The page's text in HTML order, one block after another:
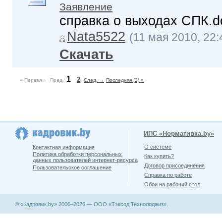
Заявление
справка о выходах
Nata5522 (11 мая 2010,
Скачать
« Первая ← Пред. 1 2 След. → Последняя (2) »
Контактная информация
Политика обработки персональных
данных пользователей интернет-ресурса
Пользовательское соглашение
ИПС «Нормативка.by»
О системе
Как купить?
Договор присоединения
Справка по работе
Обои на рабочий стол
© «Кадровик.by» 2006–2026 — ООО «Тэксод Технолоджиз».